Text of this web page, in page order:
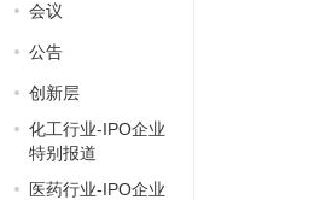
会议
公告
创新层
化工行业-IPO企业
特别报道
医药行业-IPO企业